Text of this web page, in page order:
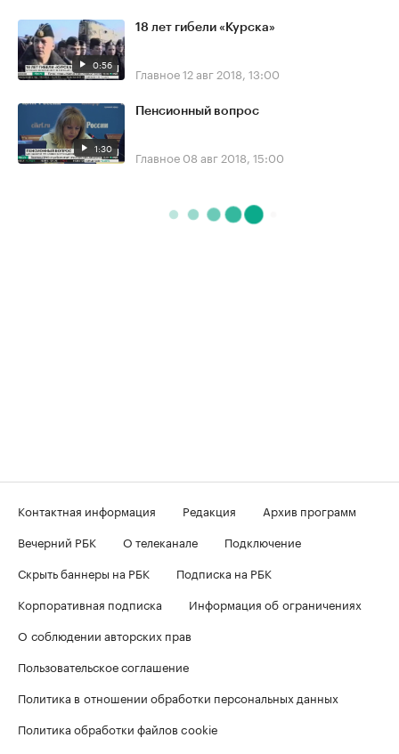
0:56
18 лет гибели «Курска»
Главное12 авг 2018, 13:00
1:30
Пенсионный вопрос
Главное 08 авг 2018, 15:00
Контактная информация Редакция
Архив программ
Вечерний РБК
О телеканале
Подключение
Скрыть баннеры на РБК
Подписка на РБК
Корпоративная подписка
Информация об ограничениях
О соблюдении авторских прав
Пользовательское соглашение
Политика в отношении обработки персональных данных
Политика обработки файлов cookie